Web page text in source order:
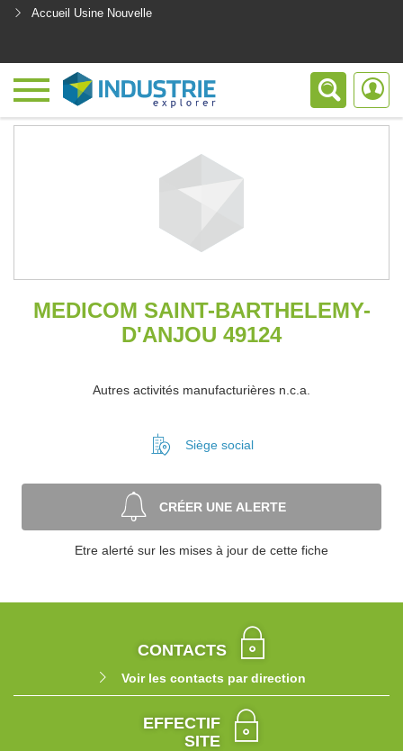
Accueil Usine Nouvelle
MEDICOM SAINT-BARTHELEMY-
D'ANJOU 49124
Autres activités manufacturières n.c.a.
Siège social
CRÉER UNE ALERTE
Etre alerté sur les mises à jour de cette fiche
CONTACTS
Voir les contacts par direction
EFFECTIF
SITE